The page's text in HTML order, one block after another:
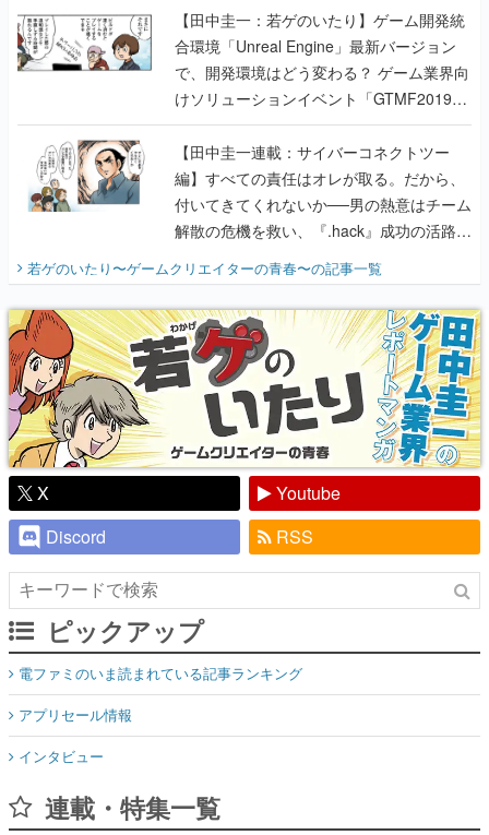
【田中圭一：若ゲのいたり】ゲーム開発統
合環境「Unreal Engine」最新バージョン
で、開発環境はどう変わる？ ゲーム業界向
けソリューションイベント「GTMF2019」
に行って、より理解を深めよう【PR】
【田中圭一連載：サイバーコネクトツー
編】すべての責任はオレが取る。だから、
付いてきてくれないか──男の熱意はチーム
解散の危機を救い、『.hack』成功の活路を
『少年ジャンプ』色だった【若ゲのいた
り】
若ゲのいたり〜ゲームクリエイターの青春〜の記事一覧
X
Youtube
Discord
RSS
ピックアップ
電ファミのいま読まれている記事ランキング
アプリセール情報
インタビュー
連載・特集一覧